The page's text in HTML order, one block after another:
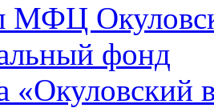
МФЦ
фонд
«Окуловский